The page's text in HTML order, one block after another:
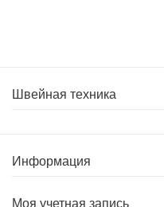
Швейная техника
Информация
Моя учетная запись